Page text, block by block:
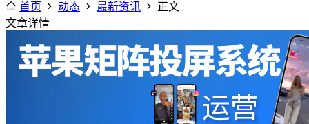
首页
动态 最新资讯
正文
文章详情